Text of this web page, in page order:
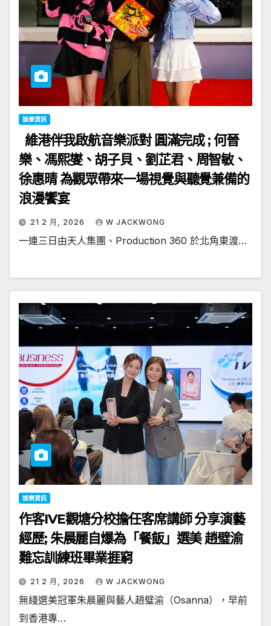
娛樂資訊
樂、馮熙燮、胡子貝、劉芷君、周智敏、
徐惠晴 為觀眾帶來一場視覺與聽覺兼備的
浪漫饗宴
21 2 月, 2026 W JACKWONG
一連三日由天人集團、Production 360 於北角東渡…
娛樂資訊
作客IVE觀塘分校擔任客席講師 分享演藝
經歷; 朱晨麗自爆為「餐飯」選美 趙璧渝
難忘訓練班畢業捱窮
21 2 月, 2026 W JACKWONG
無綫選美冠軍朱晨麗與藝人趙璧渝（Osanna），早前
到香港專…